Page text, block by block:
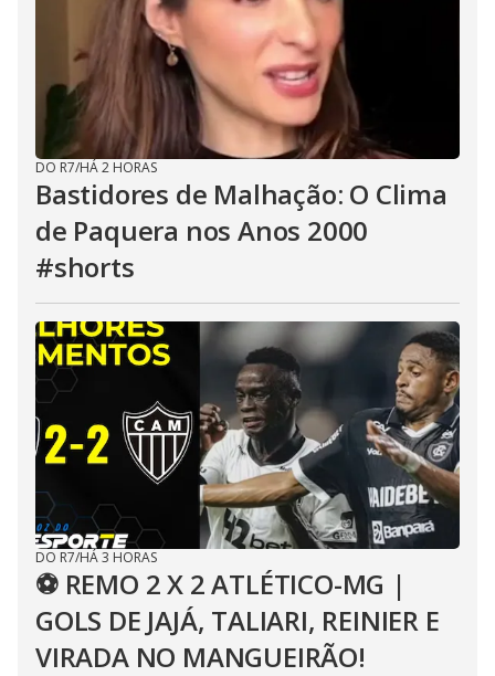
DO R7/HÁ 2 HORAS
Bastidores de Malhação: O Clima
de Paquera nos Anos 2000
#shorts
DO R7/HÁ 3 HORAS
⚽ REMO 2 X 2 ATLÉTICO-MG |
GOLS DE JAJÁ, TALIARI, REINIER E
VIRADA NO MANGUEIRÃO!